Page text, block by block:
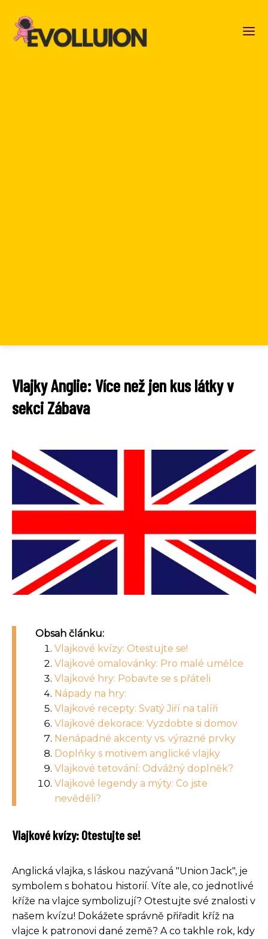
Vlajky Anglie: Více než jen kus látky v
sekci Zábava
Obsah článku:
Vlajkové kvízy: Otestujte se!
Vlajkové omalovánky: Pro malé umělce
Vlajkové hry: Pobavte se s přáteli
Nápady na hry:
Vlajkové recepty: Svatý Jiří na talíři
Vlajkové dekorace: Vyzdobte si domov
Nenápadné akcenty vs. výrazné prvky
Doplňky s motivem anglické vlajky
Vlajkové tetování: Odvážný doplněk?
Vlajkové legendy a mýty: Co jste
nevěděli?
Vlajkové kvízy: Otestujte se!
Anglická vlajka, s láskou nazývaná "Union Jack", je
symbolem s bohatou historií. Víte ale, co jednotlivé
kříže na vlajce symbolizují? Otestujte své znalosti v
našem kvízu! Dokážete správně přiřadit kříž na
vlajce k patronovi dané země? A co takhle rok, kdy